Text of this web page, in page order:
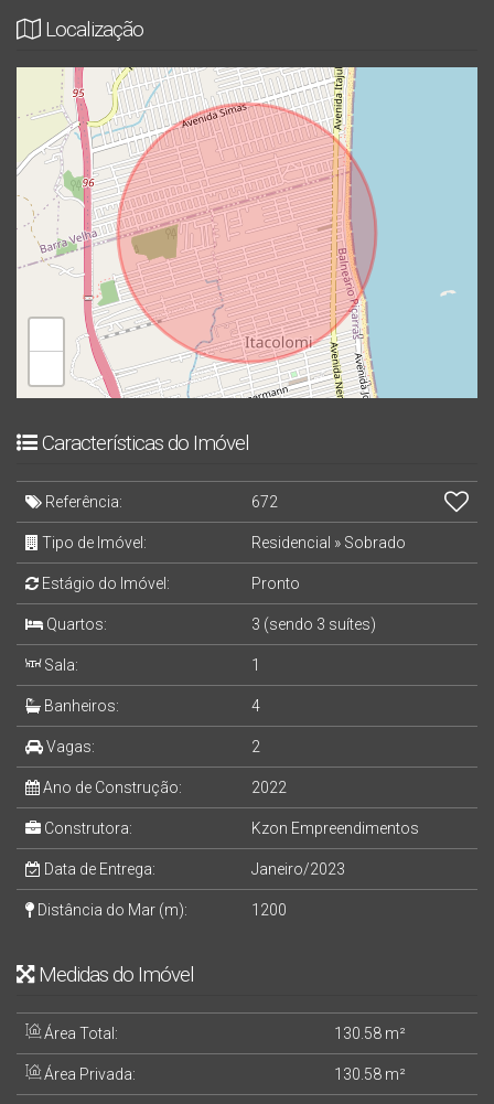
Vem pra Elita Imobiliária!!!
Localização
Características do Imóvel
Referência: 672
Tipo de Imóvel: Residencial » Sobrado
Estágio do Imóvel: Pronto
Quartos: 3 (sendo 3 suítes)
Sala: 1
Banheiros: 4
Vagas: 2
Ano de Construção: 2022
Construtora: Kzon Empreendimentos
Data de Entrega: Janeiro/2023
Distância do Mar (m): 1200
Medidas do Imóvel
Área Total: 130 .58 m²
Área Privada: 130 .58 m²